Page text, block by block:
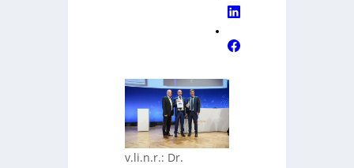
v.li.n.r.: Dr.